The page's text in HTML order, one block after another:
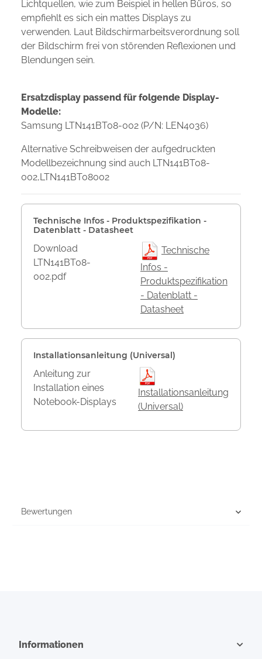
Lichtquellen, wie zum Beispiel in hellen Büros, so
empfiehlt es sich ein mattes Displays zu
verwenden. Laut Bildschirmarbeitsverordnung soll
der Bildschirm frei von störenden Reflexionen und
Blendungen sein.
Ersatzdisplay passend für folgende Display-
Modelle:
Samsung LTN141BT08-002 (P/N: LEN4036)
Alternative Schreibweisen der aufgedruckten
Modellbezeichnung sind auch LTN141BT08-
002,LTN141BT08002
Technische Infos - Produktspezifikation -
Datenblatt - Datasheet
Download
LTN141BT08-
002.pdf
Technische
Infos -
Produktspezifikation
- Datenblatt -
Datasheet
Installationsanleitung (Universal)
Anleitung zur
Installation eines
Notebook-Displays
Installationsanleitung
(Universal)
Bewertungen
Informationen